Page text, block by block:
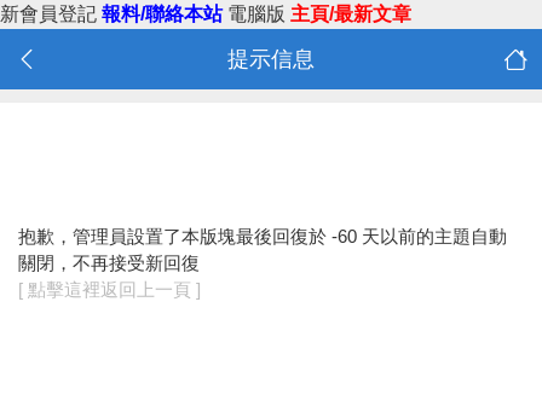
新會員登記 報料/聯絡本站 電腦版 主頁/最新文章
提示信息
抱歉，管理員設置了本版塊最後回復於 -60 天以前的主題自動
關閉，不再接受新回復
[ 點擊這裡返回上一頁 ]